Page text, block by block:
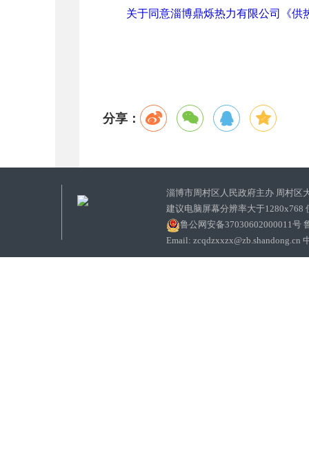
关于同意淄博鼎烁热力有限公司《供
分享：
淄博市周村区人民政府主办 周村区
建议电脑屏幕分辨率大于1280x768
鲁公网安备37030602000011号
Email: zcqdzxxzx@zb.shandong.cn